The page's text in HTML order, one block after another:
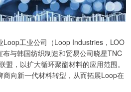
工业公司（Loop Industries，LOO
与韩国纺织制造和贸易公司晓星TNC
盟，以扩大循环聚酯材料的应用范围。
向新一代材料转型，从而拓展Loop在